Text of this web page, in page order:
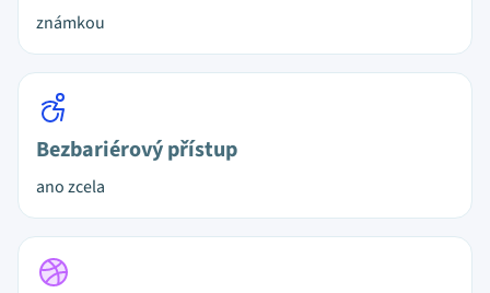
známkou
Bezbariérový přístup
ano zcela